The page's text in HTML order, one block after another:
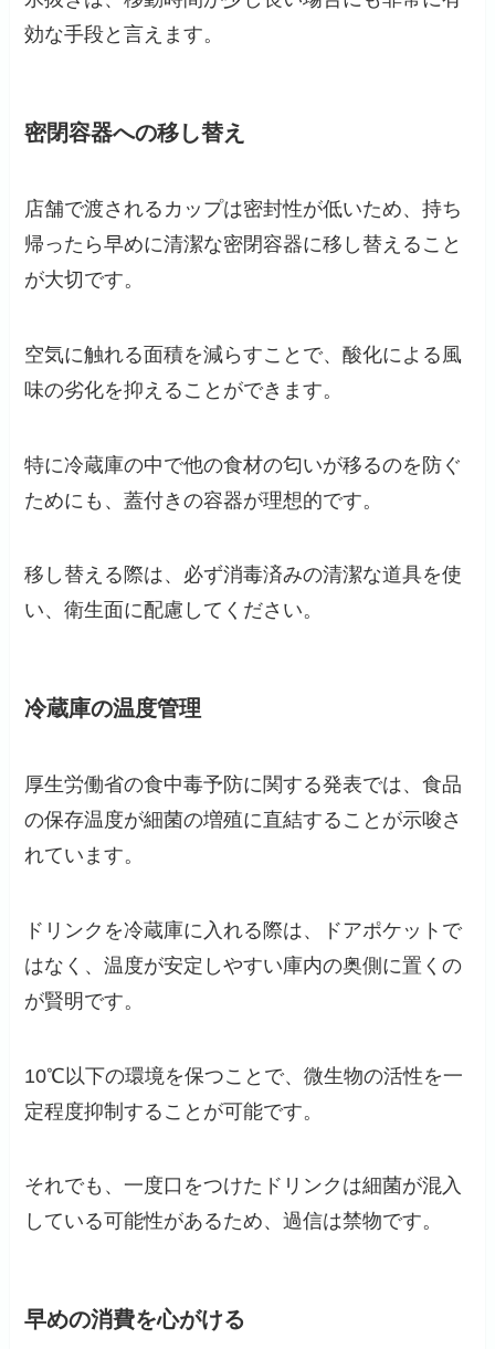
効な手段と言えます。
密閉容器への移し替え
店舗で渡されるカップは密封性が低いため、持ち
帰ったら早めに清潔な密閉容器に移し替えること
が大切です。
空気に触れる面積を減らすことで、酸化による風
味の劣化を抑えることができます。
特に冷蔵庫の中で他の食材の匂いが移るのを防ぐ
ためにも、蓋付きの容器が理想的です。
移し替える際は、必ず消毒済みの清潔な道具を使
い、衛生面に配慮してください。
冷蔵庫の温度管理
厚生労働省の食中毒予防に関する発表では、食品
の保存温度が細菌の増殖に直結することが示唆さ
れています。
ドリンクを冷蔵庫に入れる際は、ドアポケットで
はなく、温度が安定しやすい庫内の奥側に置くの
が賢明です。
10℃以下の環境を保つことで、微生物の活性を一
定程度抑制することが可能です。
それでも、一度口をつけたドリンクは細菌が混入
している可能性があるため、過信は禁物です。
早めの消費を心がける